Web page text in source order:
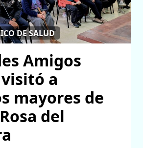
DE SALUD
Amigos
visitó a
mayores de
del